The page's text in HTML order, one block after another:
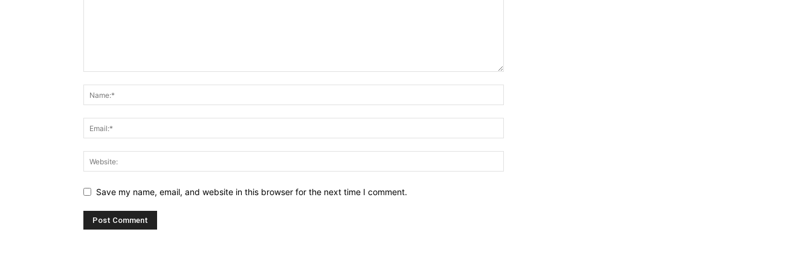
Save my name, email, and website in this browser for the next time I comment.